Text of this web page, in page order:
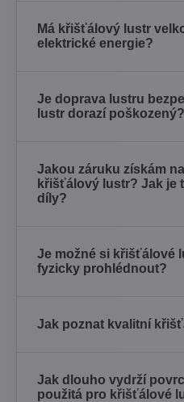
Má křišťálový lustr
elektrické energie?
Je doprava lustru
lustr dorazí poškozený?
Jakou záruku získám
křišťálový lustr? Jak je
díly?
Je možné si křišťálové
fyzicky prohlédnout?
Jak poznat kvalitní
Jak dlouho vydrží
použitá pro křišťálové